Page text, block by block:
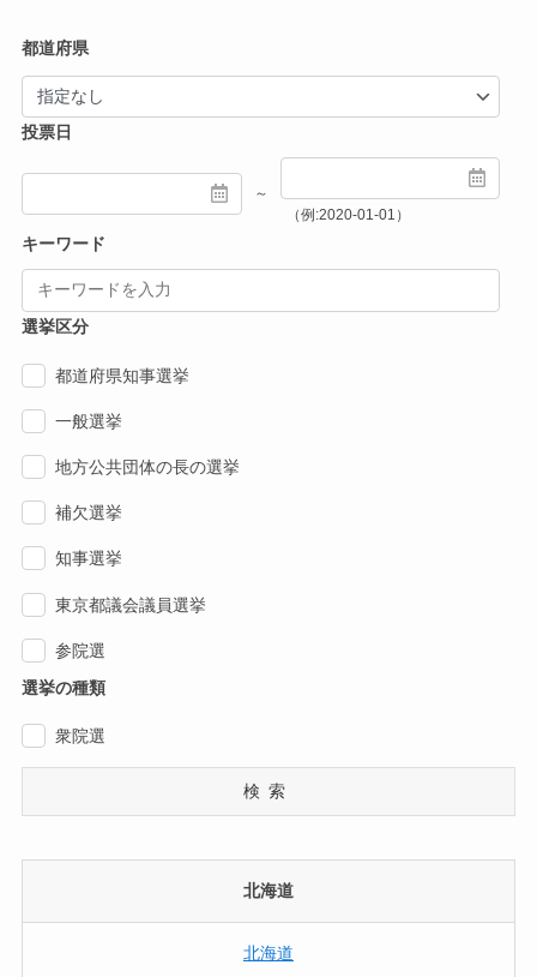
都道府県
投票日
～
（例:2020-01-01）
キーワード
選挙区分
都道府県知事選挙
一般選挙
地方公共団体の長の選挙
補欠選挙
知事選挙
東京都議会議員選挙
参院選
選挙の種類
衆院選
検索
北海道
北海道